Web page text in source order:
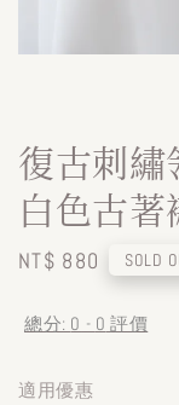
復古刺
白色古
Regular
NT$ 880 SOLD
總分: 0 - 0 評價
適用優惠